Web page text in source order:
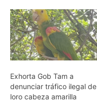
Exhorta Gob Tam a
denunciar tráfico ilegal de
loro cabeza amarilla